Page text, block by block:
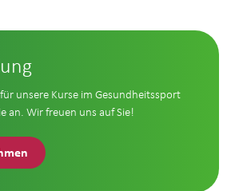
unsere Kurse im Gesundheitssport
an. Wir freuen uns auf Sie!